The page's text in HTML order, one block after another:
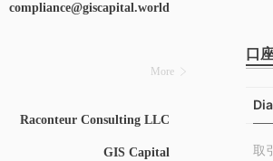
compliance@giscapital.world
More
Raconteur Consulting LLC
GIS Capital
口
取